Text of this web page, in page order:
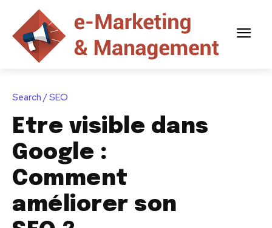
Search / SEO
Etre visible dans
Google :
Comment
améliorer son